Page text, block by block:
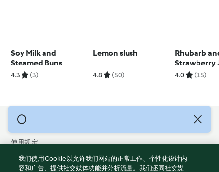
Soy Milk and
Steamed Buns
4.3 (3)
Lemon slush
4.8 (50)
Rhubarb
Strawberry
4.0 (15)
© 版权 2026
使用规定
隐私政策
免责声明
我们使用 Cookie 以允许我们网站的正常工作、个性化设计内
容和广告、提供社交媒体功能并分析流量。我们还同社交媒